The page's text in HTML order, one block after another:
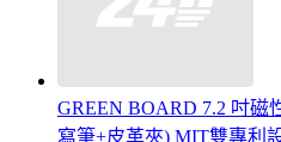
GREEN BOARD 7.2 吋磁
寫筆+皮革夾) MIT雙專利